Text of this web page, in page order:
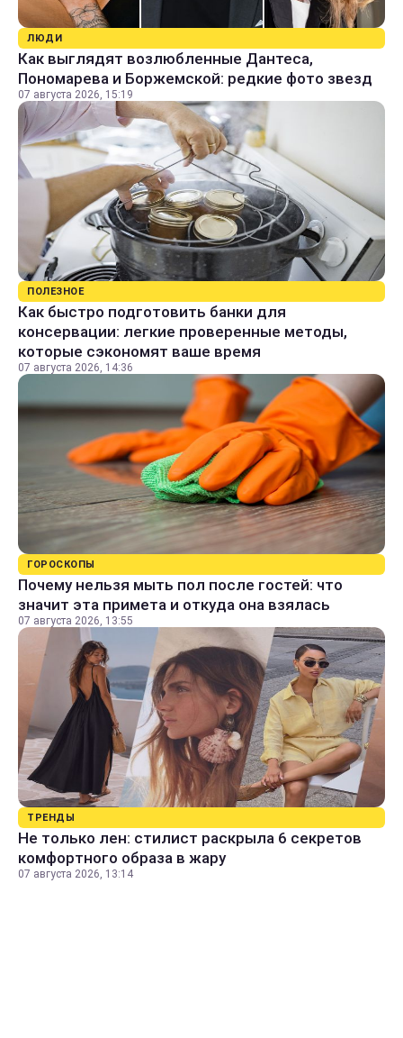
ЛЮДИ
Как выглядят возлюбленные Дантеса,
Пономарева и Боржемской: редкие фото звезд
07 августа 2026, 15:19
ПОЛЕЗНОЕ
Как быстро подготовить банки для
консервации: легкие проверенные методы,
которые сэкономят ваше время
07 августа 2026, 14:36
ГОРОСКОПЫ
Почему нельзя мыть пол после гостей: что
значит эта примета и откуда она взялась
07 августа 2026, 13:55
ТРЕНДЫ
Не только лен: стилист раскрыла 6 секретов
комфортного образа в жару
07 августа 2026, 13:14